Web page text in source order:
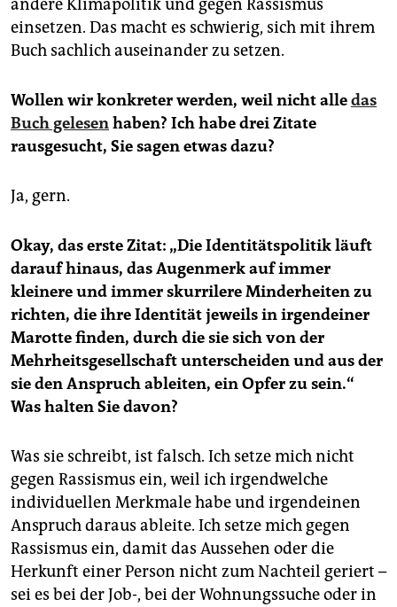
andere Klimapolitik und gegen Rassismus
einsetzen. Das macht es schwierig, sich mit ihrem
Buch sachlich auseinander zu setzen.
Wollen wir konkreter werden, weil nicht alledas
Buch gelesenhaben? Ich habe drei Zitate
rausgesucht, Sie sagen etwas dazu?
Ja, gern.
Okay, das erste Zitat: „Die Identitätspolitik läuft
darauf hinaus, das Augenmerk auf immer
kleinere und immer skurrilere Minderheiten zu
richten, die ihre Identität jeweils in irgendeiner
Marotte finden, durch die sie sich von der
Mehrheitsgesellschaft unterscheiden und aus der
sie den Anspruch ableiten, ein Opfer zu sein.“
Was halten Sie davon?
Was sie schreibt, ist falsch. Ich setze mich nicht
gegen Rassismus ein, weil ich irgendwelche
individuellen Merkmale habe und irgendeinen
Anspruch daraus ableite. Ich setze mich gegen
Rassismus ein, damit das Aussehen oder die
Herkunft einer Person nicht zum Nachteil geriert –
sei es bei der Job-, bei der Wohnungssuche oder in